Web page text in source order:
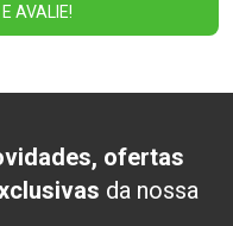
AVALIE!
ofertas
da nossa